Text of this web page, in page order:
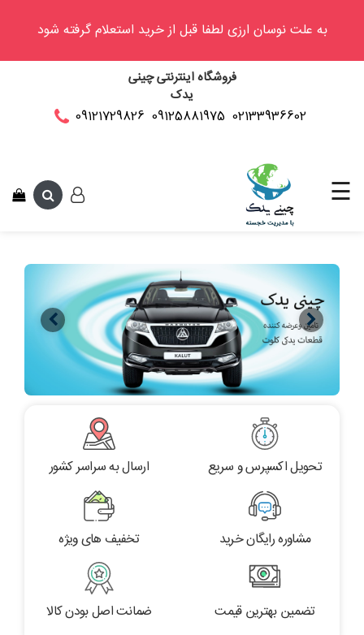
به علت نوسان ارزی لطفا قبل از خرید استعلام گرفته شود
فروشگاه اینترنتی چینی
یدک
02133936602
09125881975
09121729826
وینگل
سی
کاپرا
☰
تحویل اکسپرس و سریع ارسال به سراسر کشور
مشاوره رایگان خرید تخفیف های ویژه
تضمین بهترین قیمت ضمانت اصل بودن کالا